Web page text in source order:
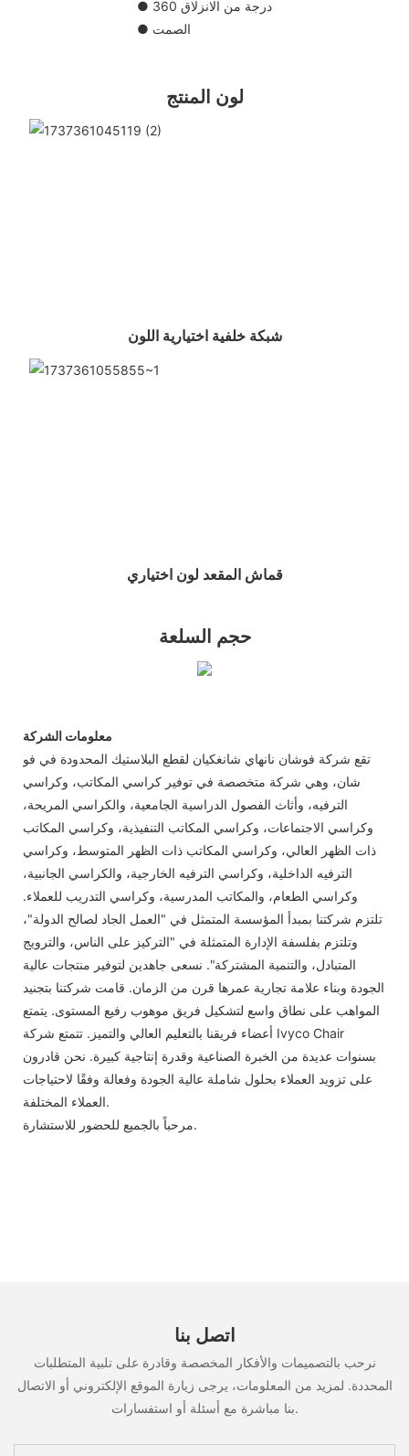
● 360 درجة من الانزلاق
● الصمت
لون المنتج
شبكة خلفية اختيارية اللون
قماش المقعد لون اختياري
حجم السلعة
معلومات الشركة
تقع شركة فوشان نانهاي شانغكيان لقطع البلاستيك المحدودة في فو
شان، وهي شركة متخصصة في توفير كراسي المكاتب، وكراسي
الترفيه، وأثاث الفصول الدراسية الجامعية، والكراسي المريحة،
وكراسي الاجتماعات، وكراسي المكاتب التنفيذية، وكراسي المكاتب
ذات الظهر العالي، وكراسي المكاتب ذات الظهر المتوسط، وكراسي
الترفيه الداخلية، وكراسي الترفيه الخارجية، والكراسي الجانبية،
وكراسي الطعام، والمكاتب المدرسية، وكراسي التدريب للعملاء.
تلتزم شركتنا بمبدأ المؤسسة المتمثل في "العمل الجاد لصالح الدولة"،
وتلتزم بفلسفة الإدارة المتمثلة في "التركيز على الناس، والترويج
المتبادل، والتنمية المشتركة". نسعى جاهدين لتوفير منتجات عالية
الجودة وبناء علامة تجارية عمرها قرن من الزمان. قامت شركتنا بتجنيد
المواهب على نطاق واسع لتشكيل فريق موهوب رفيع المستوى. يتمتع
أعضاء فريقنا بالتعليم العالي والتميز. تتمتع شركة Ivyco Chair
بسنوات عديدة من الخبرة الصناعية وقدرة إنتاجية كبيرة. نحن قادرون
على تزويد العملاء بحلول شاملة عالية الجودة وفعالة وفقًا لاحتياجات
العملاء المختلفة.
مرحباً بالجميع للحضور للاستشارة.
اتصل بنا
نرحب بالتصميمات والأفكار المخصصة وقادرة على تلبية المتطلبات
المحددة. لمزيد من المعلومات، يرجى زيارة الموقع الإلكتروني أو الاتصال
بنا مباشرة مع أسئلة أو استفسارات.